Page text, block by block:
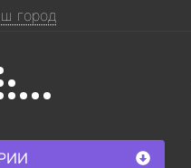
город